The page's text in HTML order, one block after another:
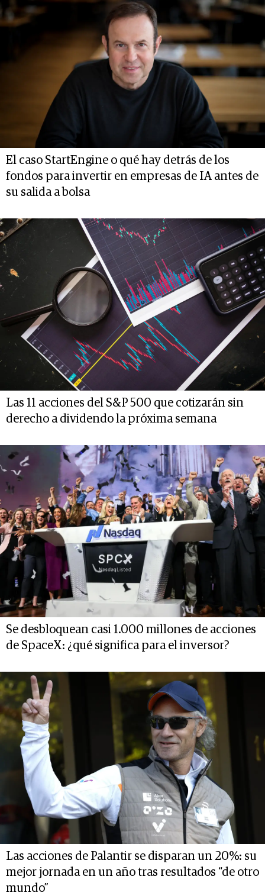
El caso StartEngine o qué hay detrás de los
fondos para invertir en empresas de IA antes de
su salida a bolsa
Las 11 acciones del S&P 500 que cotizarán sin
derecho a dividendo la próxima semana
Se desbloquean casi 1.000 millones de acciones
de SpaceX: ¿qué significa para el inversor?
Las acciones de Palantir se disparan un 20%: su
mejor jornada en un año tras resultados “de otro
mundo”